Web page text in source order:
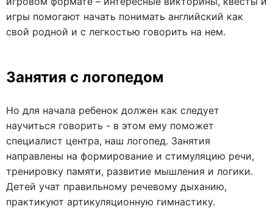
игры помогают начать понимать английский как
свой родной и с легкостью говорить на нем.
Занятия с логопедом
Но для начала ребенок должен как следует
научиться говорить - в этом ему поможет
специалист центра, наш логопед. Занятия
направлены на формирование и стимуляцию речи,
тренировку памяти, развитие мышления и логики.
Детей учат правильному речевому дыханию,
практикуют артикуляционную гимнастику.